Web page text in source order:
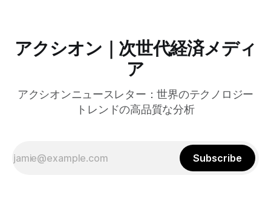
アクシオン｜次世代経済メディ
ア
アクシオンニュースレター：世界のテクノロジー
トレンドの高品質な分析
Subscribe